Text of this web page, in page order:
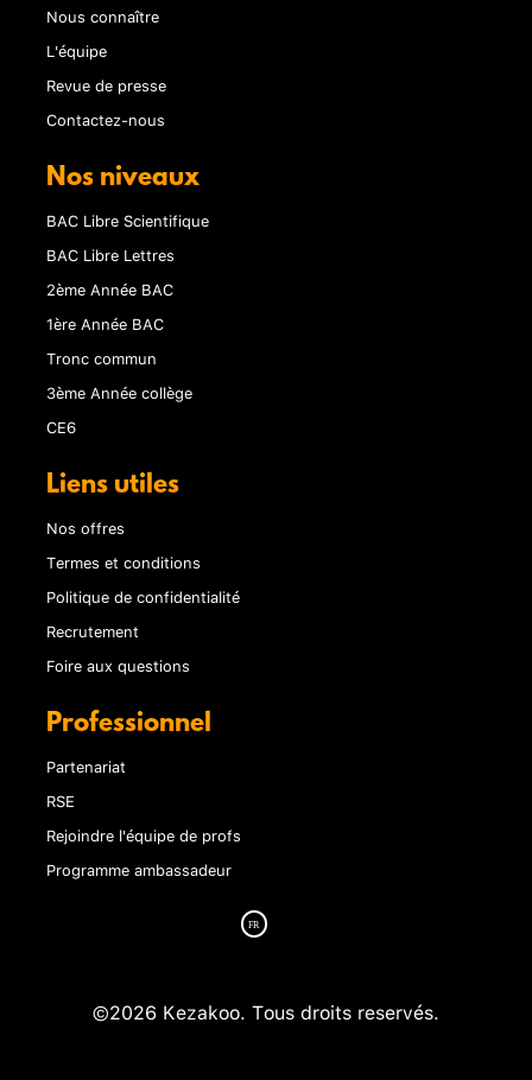
Nous connaître
L'équipe
Revue de presse
Contactez-nous
Nos niveaux
BAC Libre Scientifique
BAC Libre Lettres
2ème Année BAC
1ère Année BAC
Tronc commun
3ème Année collège
CE6
Liens utiles
Nos offres
Termes et conditions
Politique de confidentialité
Recrutement
Foire aux questions
Professionnel
Partenariat
RSE
Rejoindre l'équipe de profs
Programme ambassadeur
©2026 Kezakoo. Tous droits reservés.